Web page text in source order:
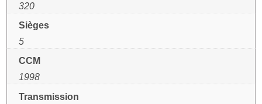
320
Sièges
5
CCM
1998
Transmission